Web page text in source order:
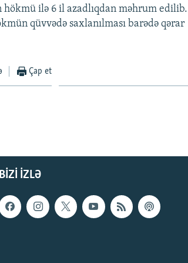
hökmü ilə 6 il azadlıqdan məhrum edilib.
qüvvədə saxlanılması barədə qərar
Çap et
BIZI IZLƏ